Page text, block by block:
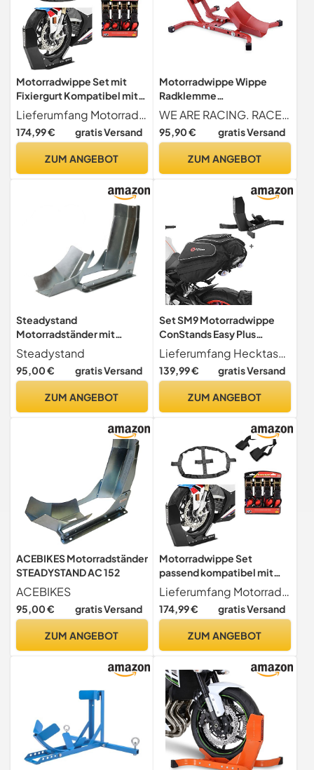
Motorradwippe Set mit
Fixiergurt Kompatibel mit
Aprilia Dorsoduro 1200/900
/ 750 sw
Lieferumfang Motorradwippe Easy Fix, Lenkerschlaufen, Hinterrad Fixiergurt, 4x Automatik Ratschengurte. Constands Motorrad Transportset bestehend aus Transportwippe Easy Fix, Fixiergurte vorne und hinten und Ratschen Spanngurten
174,99 € gratis Versand
ZUM ANGEBOT
Motorradwippe Wippe
Radklemme
Transportwippe Ständer
Voderrad Halter rot
Racefoxx
WE ARE RACING. RACEFOXX.COM
95,90 € gratis Versand
ZUM ANGEBOT
Steadystand
Motorradständer mit
Wippe, Motorradschiene
verstellbar
Steadystand
95,00 € gratis Versand
ZUM ANGEBOT
Set SM9 Motorradwippe
ConStands Easy Plus
schwarz + Hecktasche
Bagtecs X50
Lieferumfang Hecktasche X50, wasserdichte Innentasche, 4 Spanngurte mit Schlaufen, Motorradwippe Easy Plus. Set bestehend aus Bagtecs X50 Motorrad Hecktasche und Constands Motorradwippe Easy Plus
139,99 € gratis Versand
ZUM ANGEBOT
ACEBIKES Motorradständer
STEADYSTAND AC 152
ACEBIKES
95,00 € gratis Versand
ZUM ANGEBOT
Motorradwippe Set
passend kompatibel mit
Custombikes DH552 mit
Fixiergurt und Spanngurt
ConStands sw-rot
Lieferumfang Motorradwippe Easy Fix, Lenkerschlaufen, Hinterrad Fixiergurt, 4x Automatik Ratschengurte. Constands Motorrad Transportset bestehend aus Transportwippe Easy Fix, Fixiergurte vorne und hinten und Ratschen Spanngurten
174,99 € gratis Versand
ZUM ANGEBOT